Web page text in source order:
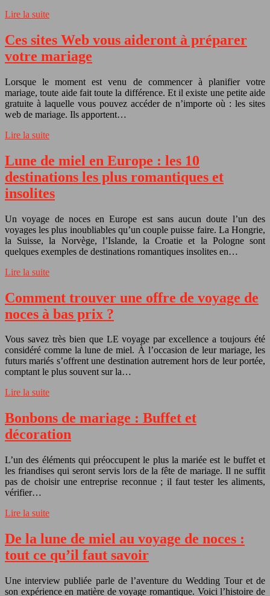
Lire la suite
Ces sites Web vous aideront à préparer
votre mariage
Lorsque le moment est venu de commencer à planifier votre
mariage, toute aide fait toute la différence. Et il existe une petite aide
gratuite à laquelle vous pouvez accéder de n’importe où : les sites
web de mariage. Ils apportent…
Lire la suite
Lune de miel en Europe : les 10
destinations les plus romantiques et
insolites
Un voyage de noces en Europe est sans aucun doute l’un des
voyages les plus inoubliables qu’un couple puisse faire. La Hongrie,
la Suisse, la Norvège, l’Islande, la Croatie et la Pologne sont
quelques exemples de destinations romantiques insolites en…
Lire la suite
Comment trouver une offre de voyage de
noces à bas prix ?
Vous savez très bien que LE voyage par excellence a toujours été
considéré comme la lune de miel. À l’occasion de leur mariage, les
futurs mariés s’offrent une destination autrement hors de leur portée,
comptant le plus souvent sur la…
Lire la suite
Bonbons de mariage : Buffet et
décoration
L’un des éléments qui préoccupent le plus la mariée est le buffet et
les friandises qui seront servis lors de la fête de mariage. Il ne suffit
pas de choisir une entreprise reconnue ; il faut tester les aliments,
vérifier…
Lire la suite
De la lune de miel au voyage de noces :
tout ce qu’il faut savoir
Une interview publiée parle de l’aventure du Wedding Tour et de
son expérience en matière de voyage romantique. Voici l’histoire de